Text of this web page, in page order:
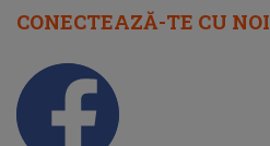
CONECTEAZĂ-TE CU NOI